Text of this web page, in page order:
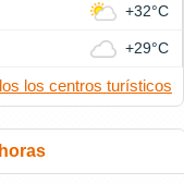
+32°C
+29°C
los centros turísticos